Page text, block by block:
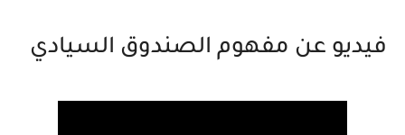
فيديو عن مفهوم الصندوق السيادي